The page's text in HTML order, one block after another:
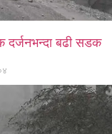
दर्जनभन्दा बढी सडक